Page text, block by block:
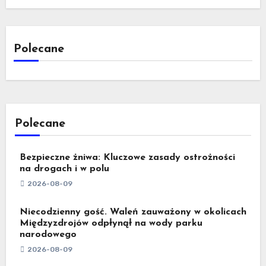
Polecane
Polecane
Bezpieczne żniwa: Kluczowe zasady ostrożności
na drogach i w polu
2026-08-09
Niecodzienny gość. Waleń zauważony w okolicach
Międzyzdrojów odpłynął na wody parku
narodowego
2026-08-09